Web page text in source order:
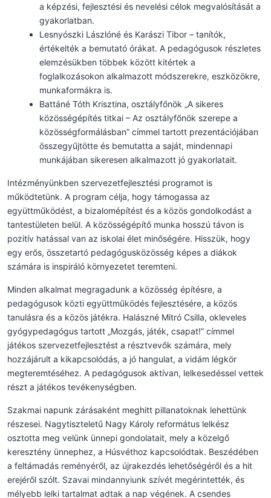
a képzési, fejlesztési és nevelési célok megvalósítását a
gyakorlatban.
Lesnyószki Lászlóné és Karászi Tibor – tanítók,
értékelték a bemutató órákat. A pedagógusok részletes
elemzésükben többek között kitértek a
foglalkozásokon alkalmazott módszerekre, eszközökre,
munkaformákra is.
Battáné Tóth Krisztina, osztályfőnök „A sikeres
közösségépítés titkai – Az osztályfőnök szerepe a
közösségformálásban” címmel tartott prezentációjában
összegyűjtötte és bemutatta a saját, mindennapi
munkájában sikeresen alkalmazott jó gyakorlatait.
Intézményünkben szervezetfejlesztési programot is
működtetünk. A program célja, hogy támogassa az
együttműködést, a bizalomépítést és a közös gondolkodást a
tantestületen belül. A közösségépítő munka hosszú távon is
pozitív hatással van az iskolai élet minőségére. Hisszük, hogy
egy erős, összetartó pedagógusközösség képes a diákok
számára is inspiráló környezetet teremteni.
Minden alkalmat megragadunk a közösség építésre, a
pedagógusok közti együttműködés fejlesztésére, a közös
tanulásra és a közös játékra. Halászné Mitró Csilla, okleveles
gyógypedagógus tartott „Mozgás, játék, csapat!” címmel
játékos szervezetfejlesztést a résztvevők számára, mely
hozzájárult a kikapcsolódás, a jó hangulat, a vidám légkör
megteremtéséhez. A pedagógusok aktívan, lelkesedéssel vettek
részt a játékos tevékenységben.
Szakmai napunk zárásaként meghitt pillanatoknak lehettünk
részesei. Nagytiszteletű Nagy Károly református lelkész
osztotta meg velünk ünnepi gondolatait, mely a közelgő
keresztény ünnephez, a Húsvéthoz kapcsolódtak. Beszédében
a feltámadás reményéről, az újrakezdés lehetőségéről és a hit
erejéről szólt. Szavai mindannyiunk szívét megérintették, és
mélyebb lelki tartalmat adtak a nap végének. A csendes